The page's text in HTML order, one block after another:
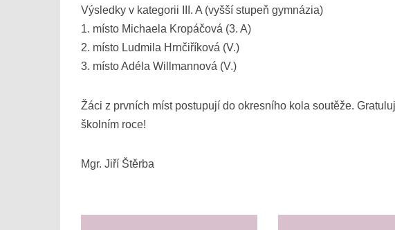
Výsledky v kategorii III. A (vyšší stupeň gymnázia)
1. místo Michaela Kropáčová (3. A)
2. místo Ludmila Hrnčiříková (V.)
3. místo Adéla Willmannová (V.)
Žáci z prvních míst postupují do okresního kola soutěže.
školním roce!
Mgr. Jiří Štěrba